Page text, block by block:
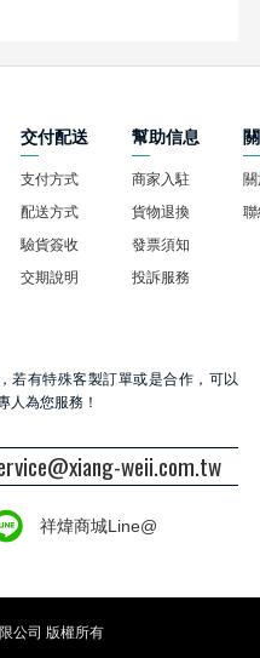
交付配送
支付方式
配送方式
驗貨簽收
交期說明
幫助信息
商家入駐
貨物退換
發票須知
投訴服務
若有特殊客製訂單或是合作，可以
人為您服務！
weii.com.tw
祥煒商城Line@
公司 版權所有